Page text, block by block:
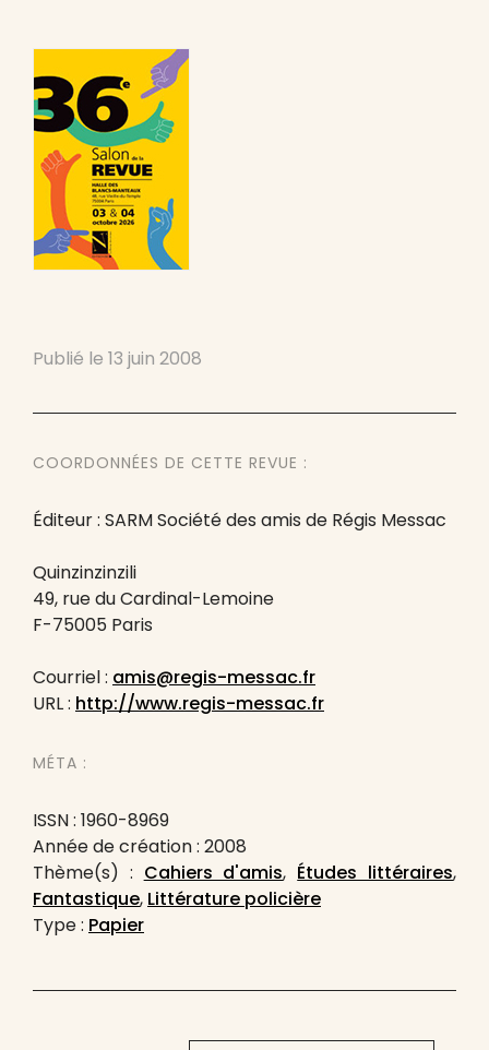
Publié le 13 juin 2008
COORDONNÉES DE CETTE REVUE :
Éditeur : SARM Société des amis de Régis Messac
Quinzinzinzili
49, rue du Cardinal-Lemoine
F-75005 Paris
Courriel : amis@regis-messac.fr
URL : http://www.regis-messac.fr
MÉTA :
ISSN : 1960-8969
Année de création : 2008
Thème(s) : Cahiers d'amis, Études littéraires,
Fantastique, Littérature policière
Type : Papier